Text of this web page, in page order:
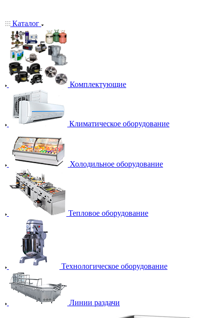
Каталог
Комплектующие
Климатическое оборудование
Холодильное оборудование
Тепловое оборудование
Технологическое оборудование
Линии раздачи